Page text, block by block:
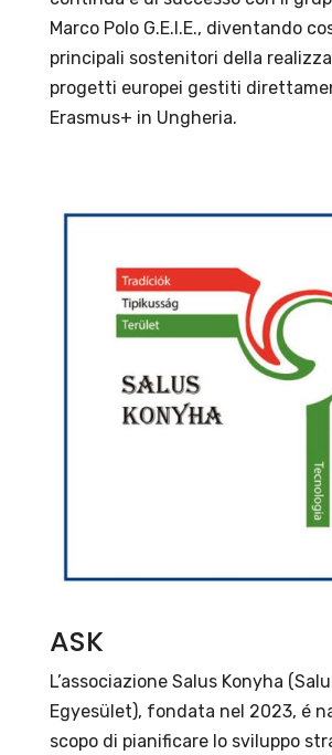
Marco Polo G.E.I.E., diventando
principali sostenitori della
progetti europei gestiti
Erasmus+ in Ungheria.
ASK
L’associazione Salus Konyha
Egyesület), fondata nel 2023, é
scopo di pianificare lo sviluppo